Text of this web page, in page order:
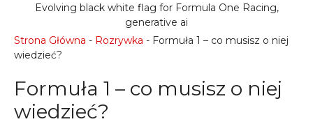
Strona Główna - Rozrywka - Formuła 1 – co musisz o niej
wiedzieć?
Formuła 1 – co musisz o niej
wiedzieć?
Evolving black white flag for Formula One Racing,
generative ai